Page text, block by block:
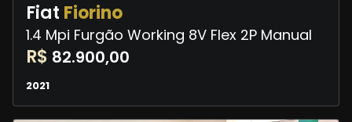
Fiat Fiorino
1.4 Mpi Furgão Working 8V Flex 2P Manual
R$ 82.900,00
2021